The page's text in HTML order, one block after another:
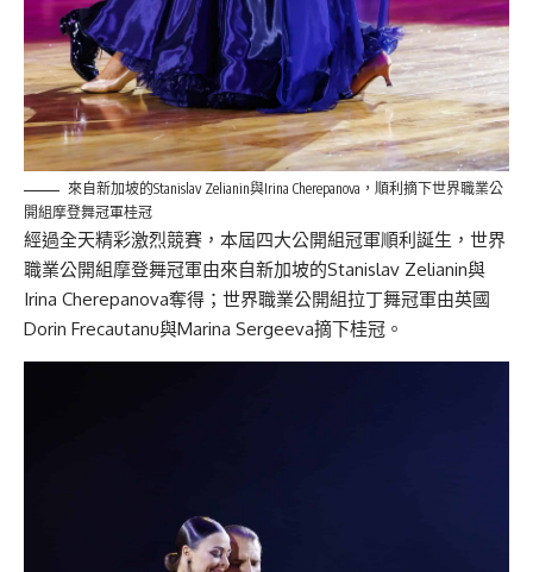
來自新加坡的Stanislav Zelianin與Irina Cherepanova，順利摘下世界職業公
開組摩登舞冠軍桂冠
經過全天精彩激烈競賽，本屆四大公開組冠軍順利誕生，世界
職業公開組摩登舞冠軍由來自新加坡的Stanislav Zelianin與
Irina Cherepanova奪得；世界職業公開組拉丁舞冠軍由英國
Dorin Frecautanu與Marina Sergeeva摘下桂冠。